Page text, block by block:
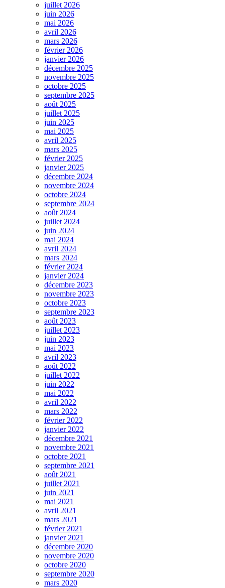
juillet 2026
juin 2026
mai 2026
avril 2026
mars 2026
février 2026
janvier 2026
décembre 2025
novembre 2025
octobre 2025
septembre 2025
août 2025
juillet 2025
juin 2025
mai 2025
avril 2025
mars 2025
février 2025
janvier 2025
décembre 2024
novembre 2024
octobre 2024
septembre 2024
août 2024
juillet 2024
juin 2024
mai 2024
avril 2024
mars 2024
février 2024
janvier 2024
décembre 2023
novembre 2023
octobre 2023
septembre 2023
août 2023
juillet 2023
juin 2023
mai 2023
avril 2023
août 2022
juillet 2022
juin 2022
mai 2022
avril 2022
mars 2022
février 2022
janvier 2022
décembre 2021
novembre 2021
octobre 2021
septembre 2021
août 2021
juillet 2021
juin 2021
mai 2021
avril 2021
mars 2021
février 2021
janvier 2021
décembre 2020
novembre 2020
octobre 2020
septembre 2020
mars 2020